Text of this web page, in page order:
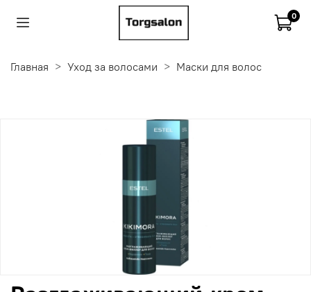
0
Главная Уход за волосами Маски для волос